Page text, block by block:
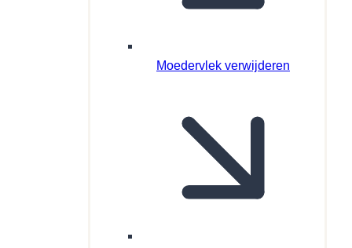
Moedervlek verwijderen